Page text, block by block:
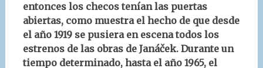
entonces los checos tenían las puertas
abiertas, como muestra el hecho de que desde
el año 1919 se pusiera en escena todos los
estrenos de las obras de Janáček. Durante un
tiempo determinado, hasta el año 1965, el